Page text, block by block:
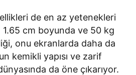
de en az yetenekleri
cm boyunda ve 50 kg
onu ekranlarda daha da
kemikli yapısı ve zarif
da öne çıkarıyor.